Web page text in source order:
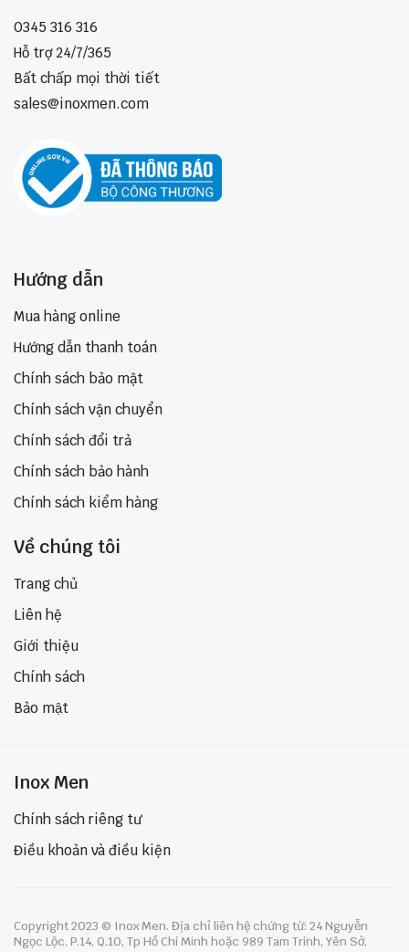
0345 316 316
Hỗ trợ 24/7/365
Bất chấp mọi thời tiết
sales@inoxmen.com
Hướng dẫn
Mua hàng online
Hướng dẫn thanh toán
Chính sách bảo mật
Chính sách vận chuyển
Chính sách đổi trả
Chính sách bảo hành
Chính sách kiểm hàng
Về chúng tôi
Trang chủ
Liên hệ
Giới thiệu
Chính sách
Bảo mật
Inox Men
Chính sách riêng tư
Điều khoản và điều kiện
Copyright 2023 © Inox Men. Địa chỉ liên hệ chứng từ: 24 Nguyễn
Ngọc Lộc, P.14, Q.10, Tp Hồ Chí Minh hoặc 989 Tam Trinh, Yên Sở,